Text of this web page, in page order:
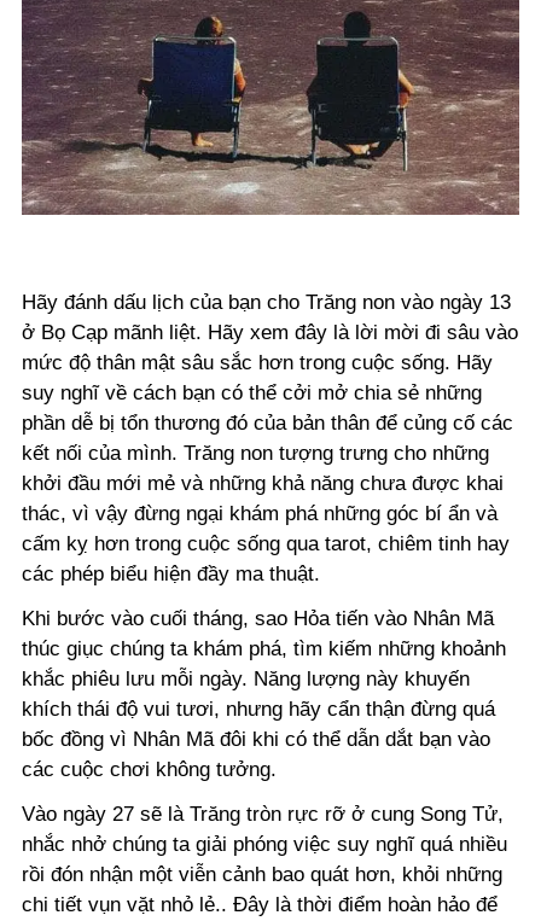
Hãy đánh dấu lịch của bạn cho Trăng non vào ngày 13
ở Bọ Cạp mãnh liệt. Hãy xem đây là lời mời đi sâu vào
mức độ thân mật sâu sắc hơn trong cuộc sống. Hãy
suy nghĩ về cách bạn có thể cởi mở chia sẻ những
phần dễ bị tổn thương đó của bản thân để củng cố các
kết nối của mình. Trăng non tượng trưng cho những
khởi đầu mới mẻ và những khả năng chưa được khai
thác, vì vậy đừng ngại khám phá những góc bí ẩn và
cấm kỵ hơn trong cuộc sống qua tarot, chiêm tinh hay
các phép biểu hiện đầy ma thuật.
Khi bước vào cuối tháng, sao Hỏa tiến vào Nhân Mã
thúc giục chúng ta khám phá, tìm kiếm những khoảnh
khắc phiêu lưu mỗi ngày. Năng lượng này khuyến
khích thái độ vui tươi, nhưng hãy cẩn thận đừng quá
bốc đồng vì Nhân Mã đôi khi có thể dẫn dắt bạn vào
các cuộc chơi không tưởng.
Vào ngày 27 sẽ là Trăng tròn rực rỡ ở cung Song Tử,
nhắc nhở chúng ta giải phóng việc suy nghĩ quá nhiều
rồi đón nhận một viễn cảnh bao quát hơn, khỏi những
chi tiết vụn vặt nhỏ lẻ.. Đây là thời điểm hoàn hảo để